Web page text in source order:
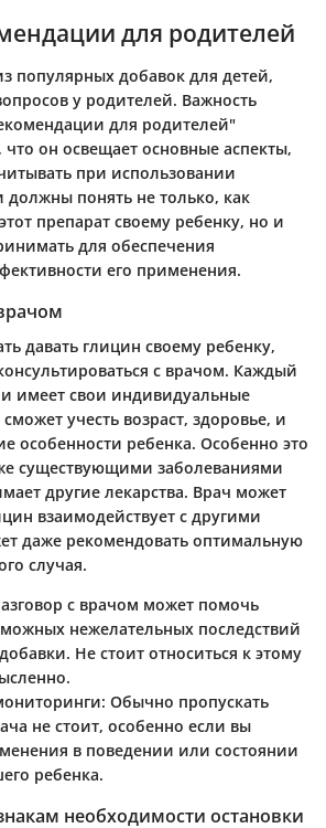
для родителей
популярных добавок для детей,
у родителей. Важность
для родителей"
что он освещает основные аспекты,
при использовании
должны понять не только, как
препарат своему ребенку, но и
для обеспечения
его применения.
давать глицин своему ребенку,
с врачом. Каждый
имеет свои индивидуальные
учесть возраст, здоровье, и
особенности ребенка. Особенно это
существующими заболеваниями
другие лекарства. Врач может
взаимодействует с другими
даже рекомендовать оптимальную
случая.
с врачом может помочь
нежелательных последствий
Не стоит относиться к этому
Обычно пропускать
не стоит, особенно если вы
в поведении или состоянии
ребенка.
необходимости остановки